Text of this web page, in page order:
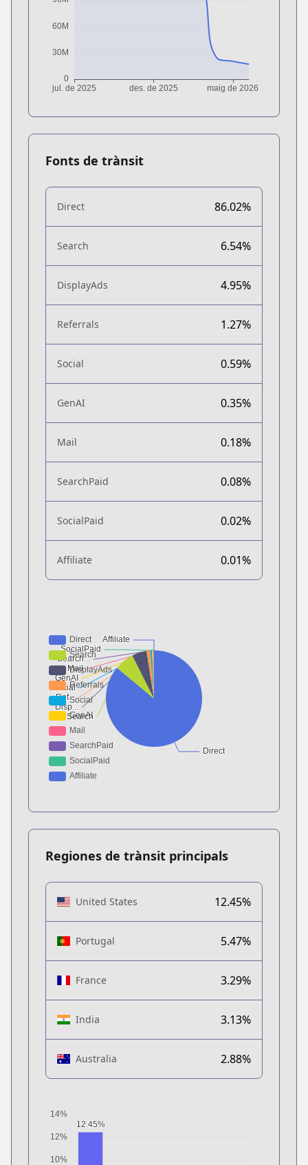
Fonts de trànsit
Direct 86.02%
Search 6.54%
DisplayAds 4.95%
Referrals 1.27%
Social 0.59%
GenAI 0.35%
Mail 0.18%
SearchPaid 0.08%
SocialPaid 0.02%
Affiliate 0.01%
Regiones de trànsit principals
United States 12.45%
Portugal 5.47%
France 3.29%
India 3.13%
Australia 2.88%